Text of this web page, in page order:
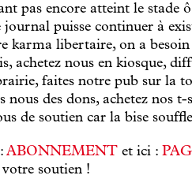
pas encore atteint le stade
journal puisse continuer à
karma libertaire, on a
achetez nous en kiosque,
faites notre pub sur la
nous des dons, achetez nos
de soutien car la bise
ABONNEMENT et ici :
soutien !